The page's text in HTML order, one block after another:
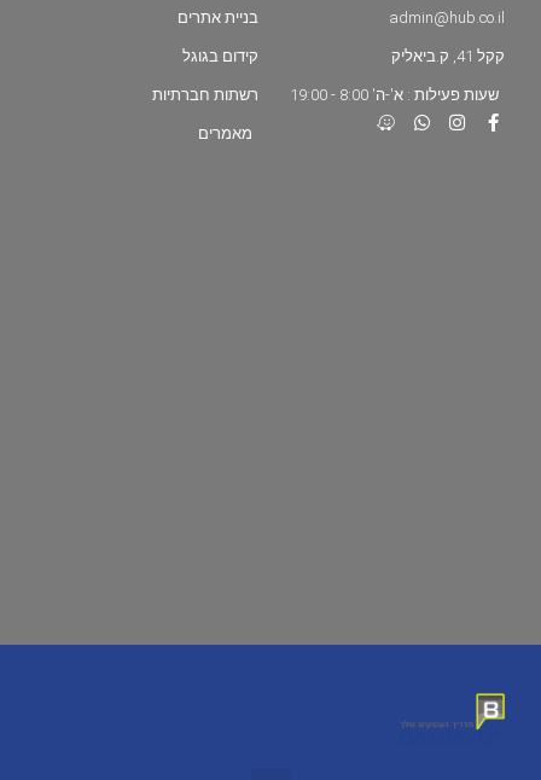
admin@hub.co.il
קקל 41, ק.ביאליק
שעות פעילות : א'-ה' 8:00 - 19:00
בניית אתרים
קידום בגוגל
רשתות חברתיות
מאמרים